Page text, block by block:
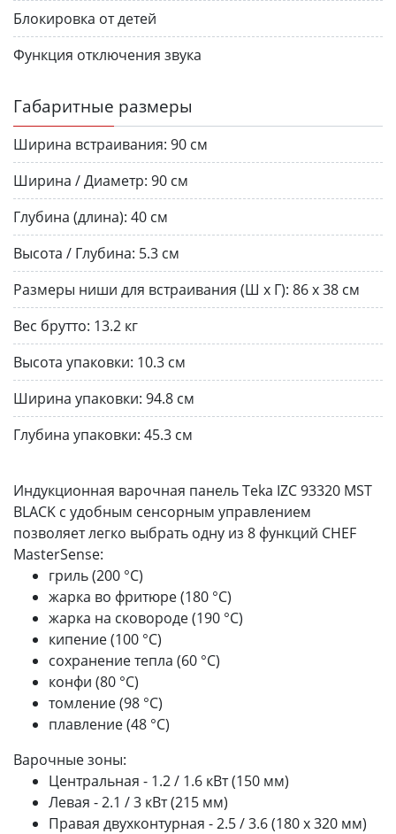
Блокировка от детей
Функция отключения звука
Габаритные размеры
Ширина встраивания: 90 см
Ширина / Диаметр: 90 см
Глубина (длина): 40 см
Высота / Глубина: 5.3 см
Размеры ниши для встраивания (Ш х Г): 86 х 38 см
Вес брутто: 13.2 кг
Высота упаковки: 10.3 см
Ширина упаковки: 94.8 см
Глубина упаковки: 45.3 см
Индукционная варочная панель Teka IZC 93320 MST
BLACK с удобным сенсорным управлением
позволяет легко выбрать одну из 8 функций CHEF
MasterSense:
гриль (200 °С)
жарка во фритюре (180 °С)
жарка на сковороде (190 °С)
кипение (100 °С)
сохранение тепла (60 °С)
конфи (80 °С)
томление (98 °С)
плавление (48 °С)
Варочные зоны:
Центральная - 1.2 / 1.6 кВт (150 мм)
Левая - 2.1 / 3 кВт (215 мм)
Правая двухконтурная - 2.5 / 3.6 (180 х 320 мм)